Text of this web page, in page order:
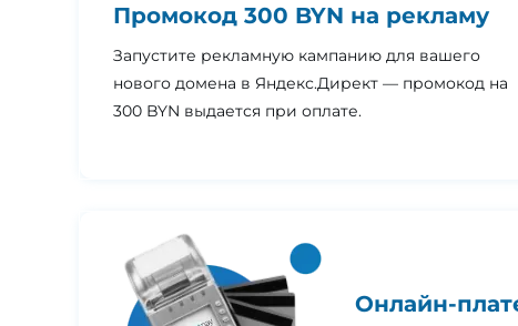
Промокод 300 BYN на рекламу
Запустите рекламную кампанию для вашего
нового домена в Яндекс.Директ — промокод на
300 BYN выдается при оплате.
Онлайн-